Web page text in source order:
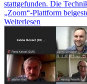
stattgefunden. Die
„Zoom“-Plattform
Weiterlesen